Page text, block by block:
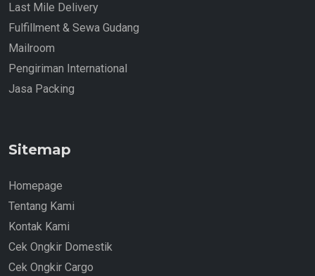
Last Mile Delivery
Fulfillment & Sewa Gudang
Mailroom
Pengiriman International
Jasa Packing
Sitemap
Homepage
Tentang Kami
Kontak Kami
Cek Ongkir Domestik
Cek Ongkir Cargo